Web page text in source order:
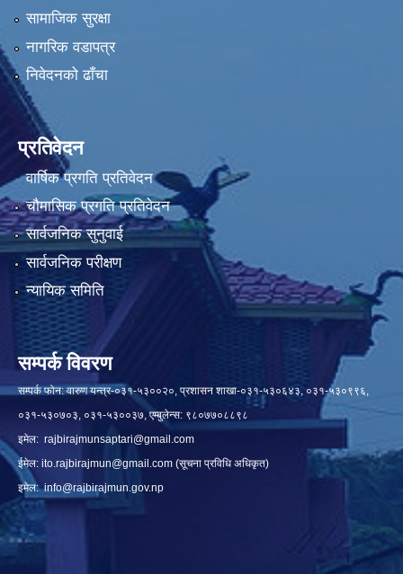
सामाजिक सुरक्षा
नागरिक वडापत्र
निवेदनको ढाँचा
प्रतिवेदन
वार्षिक प्रगति प्रतिवेदन
चौमासिक प्रगति प्रतिवेदन
सार्वजनिक सुनुवाई
सार्वजनिक परीक्षण
न्यायिक समिति
सम्पर्क विवरण
सम्पर्क फोन: वारुण यन्त्र-०३१-५३००२०, प्रशासन शाखा-०३१-५३०६४३, ०३१-५३०९९६,
०३१-५३०७०३, ०३१-५३००३७, एम्बुलेन्स: ९८०७७०८८९८
इमेल: rajbirajmunsaptari@gmail.com
ईमेल: ito.rajbirajmun@gmail.com (सूचना प्रविधि अधिकृत)
इमेल:info@rajbirajmun.gov.np